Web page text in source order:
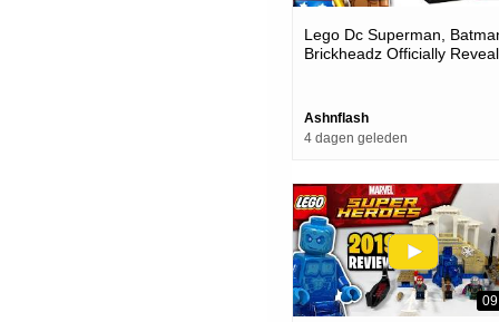
Lego Dc Superman,
Brickheadz Officially
Ashnflash
4 dagen geleden